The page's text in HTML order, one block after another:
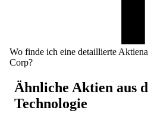
Wo finde ich eine detaillierte
Corp?
Ähnliche Aktien aus
Technologie